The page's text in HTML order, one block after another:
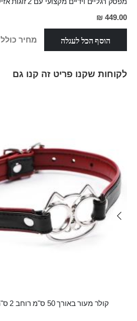
מפסק רגליים וידיים מקצועי עם 2 זוגות אזיקים וקולר למגוון תנוחות מפתות
מחיר
מבצע
449.00 ₪
הוסף הכל לעגלה מחיר כולל
לקוחות שקנו פריט זה קנו גם
קולר מעור באורך 50 ס"מ רוחב 2 ס"מ, מעוצב LUTHER